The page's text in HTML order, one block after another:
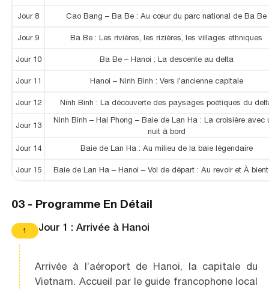
Jour 8 Cao Bang – Ba Be : Au cœur du parc national de Ba Be
Jour 9 Ba Be : Les rivières, les rizières, les villages ethniques
Jour 10 Ba Be – Hanoi : La descente au delta
Jour 11 Hanoi – Ninh Binh : Vers l’ancienne capitale
Jour 12 Ninh Binh : La découverte des paysages poétiques du
Jour 13
Ninh Binh – Hai Phong – Baie de Lan Ha : La croisière avec
nuit à bord
Jour 14
Baie de Lan Ha : Au milieu de la baie légendaire
Jour 15 Baie de Lan Ha – Hanoi – Vol de départ : Au revoir et À
03 - Programme En Détail
1 Jour 1 : Arrivée à Hanoi
Arrivée à l’aéroport de Hanoi, la capitale du
Vietnam. Accueil par le guide francophone local